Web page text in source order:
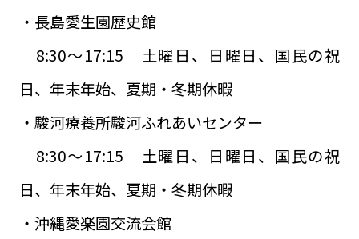
・長島愛生園歴史館
8:30～17:15 土曜日、日曜日、国民の祝
日、年末年始、夏期・冬期休暇
・駿河療養所駿河ふれあいセンター
8:30～17:15 土曜日、日曜日、国民の祝
日、年末年始、夏期・冬期休暇
・沖縄愛楽園交流会館